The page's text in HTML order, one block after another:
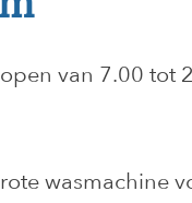
van 7.00 tot
wasmachine